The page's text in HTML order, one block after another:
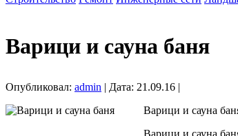
Варици и сауна баня
Опубликовал: admin | Дата: 21.09.16 |
Варици и сауна
Варици и сауна